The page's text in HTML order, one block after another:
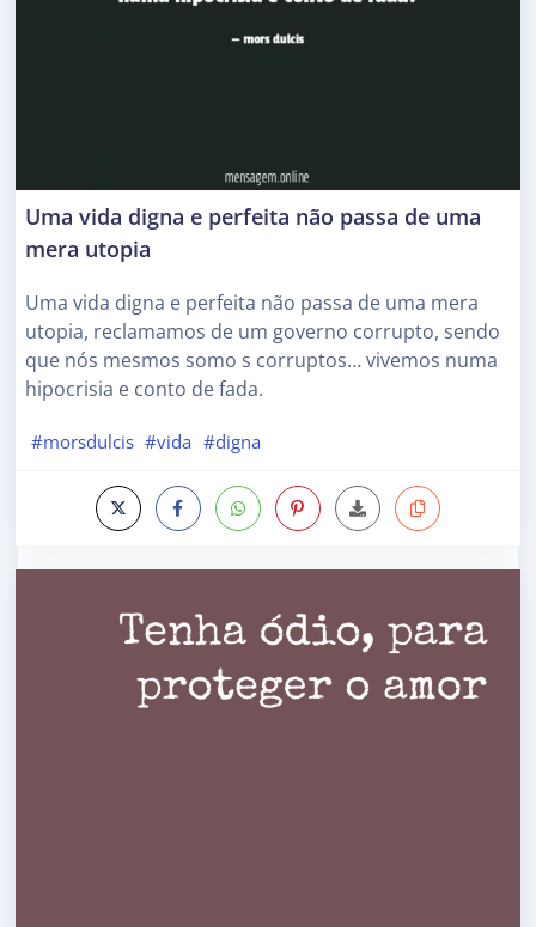
Uma vida digna e perfeita não passa de uma
mera utopia
Uma vida digna e perfeita não passa de uma mera
utopia, reclamamos de um governo corrupto, sendo
que nós mesmos somo s corruptos… vivemos numa
hipocrisia e conto de fada.
#morsdulcis #vida #digna